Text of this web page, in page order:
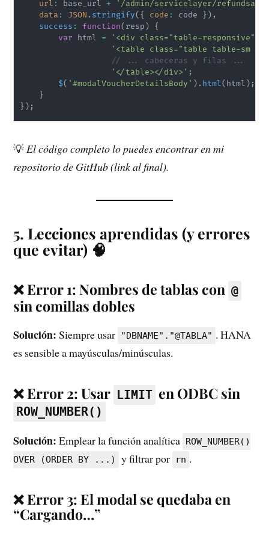
url : base_url +
'/admin/servicelayer/
data : JSON . stringify( { code : code } ) ,
success : function( resp )
{
var html =
'<div class="table-responsive">'
'<table class="table table-sm
// ... cabeceras y filas ...
'</table></div>' ;
$( '#modalVoucherDetailsBody' ) . html( html ) ;
}
} ) ;
💡 El código completo lo puedes encontrar en mi
repositorio de GitHub (link al final).
5. Lecciones aprendidas (y errores
que evitar) 🧠
❌ Error 1: Nombres de tablas con @
sin comillas dobles
Solución: Siempre usar "DBNAME"."@TABLA" . HANA
es sensible a mayúsculas/minúsculas.
❌ Error 2: Usar LIMIT en ODBC sin
ROW_NUMBER()
Solución: Emplear la función analítica ROW_NUMBER()
OVER (ORDER BY ...)
y filtrar por rn .
❌ Error 3: El modal se quedaba en
“Cargando…”